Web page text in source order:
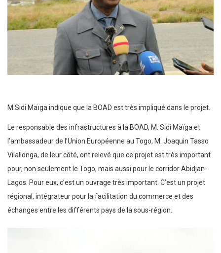
M.Sidi Maïga indique que la BOAD est très impliqué dans le projet.
Le responsable des infrastructures à la BOAD, M. Sidi Maïga et
l’ambassadeur de l’Union Européenne au Togo, M. Joaquin Tasso
Vilallonga, de leur côté, ont relevé que ce projet est très important
pour, non seulement le Togo, mais aussi pour le corridor Abidjan-
Lagos. Pour eux, c’est un ouvrage très important. C’est un projet
régional, intégrateur pour la facilitation du commerce et des
échanges entre les différents pays de la sous-région.